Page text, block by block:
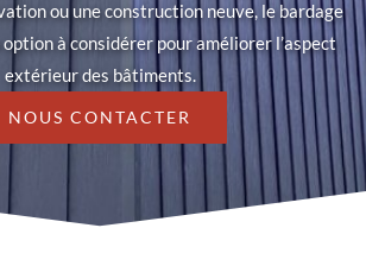
ou une construction neuve, le bardage
à considérer pour améliorer l’aspect
extérieur des bâtiments.
NOUS CONTACTER